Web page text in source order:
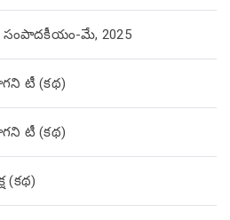
సంపాదకీయం-మే, 2025
టీ (కథ)
టీ (కథ)
(క‌థ‌)